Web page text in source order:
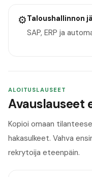
⚙️Taloushallinnon
SAP, ERP ja
ALOITUSLAUSEET
Avauslauseet
Kopioi omaan
hakasulkeet. Vahva
rekrytoija eteenpäin.